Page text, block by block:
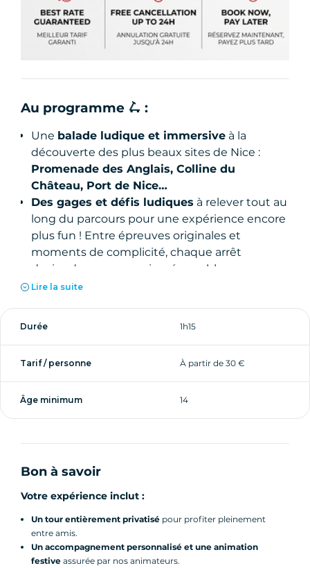
Au programme 🛴 :
Une balade ludique et immersive à la
découverte des plus beaux sites de Nice :
Promenade des Anglais, Colline du
Château, Port de Nice…
Des gages et défis ludiques à relever tout au
long du parcours pour une expérience encore
plus fun ! Entre épreuves originales et
moments de complicité, chaque arrêt
deviendra un souvenir mémorable.
Des arrêts photos incontournables
Trottinettes électriques
, adaptées à tous
pour une balade sans effort.
Lire la suite
Durée 1h15
Tarif / personne À partir de 30 €
Âge minimum 14
Bon à savoir
Votre expérience inclut :
Un tour entièrement privatisé pour profiter pleinement
entre amis.
Un accompagnement personnalisé et une animation
festive assurée par nos animateurs.